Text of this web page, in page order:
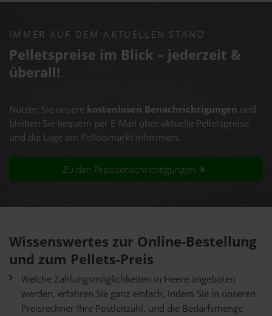
IMMER AUF DEM AKTUELLEN STAND
Pelletspreise im Blick – jederzeit &
überall!
Nutzen Sie unsere kostenlosen Benachrichtigungen und
bleiben Sie bequem per E-Mail über aktuelle Pelletspreise
und die Lage am Pelletsmarkt informiert.
Zu den Preisbenachrichtigungen
Wissenswertes zur Online-Bestellung
und zum Pellets-Preis
Welche Zahlungsmöglichkeiten in Heere angeboten
werden, erfahren Sie ganz einfach, indem Sie in unseren
Preisrechner Ihre Postleitzahl, und die Bedarfsmenge